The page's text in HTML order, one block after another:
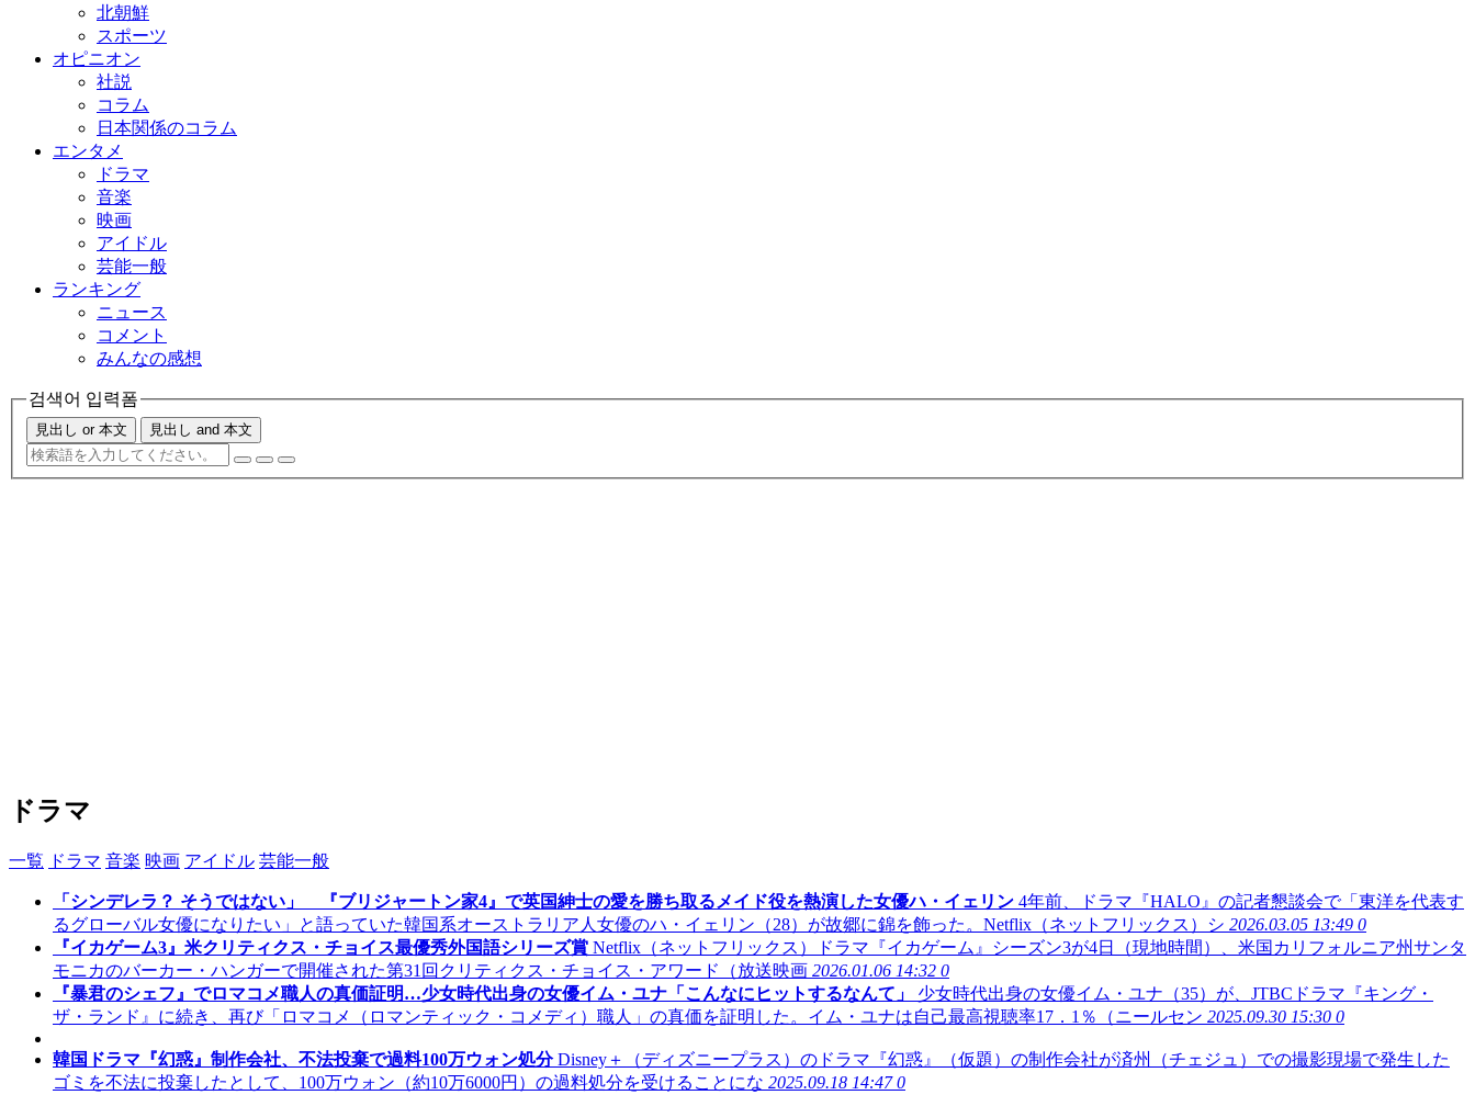
北朝鮮
スポーツ
オピニオン
社説
コラム
日本関係のコラム
エンタメ
ドラマ
音楽
映画
アイドル
芸能一般
ランキング
ニュース
コメント
みんなの感想
검색어 입력폼
見出し or 本文 見出し and 本文
ドラマ
一覧 ドラマ 音楽 映画 アイドル 芸能一般
「シンデレラ？ そうではない」 『ブリジャートン家4』で英国紳士の愛を勝ち取るメイド役を熱演した女優ハ・イェリン 4年前、ドラマ『HALO』の記者懇談会で「東洋を代表す
るグローバル女優になりたい」と語っていた韓国系オーストラリア人女優のハ・イェリン（28）が故郷に錦を飾った。Netflix（ネットフリックス）シ 2026.03.05 13:49 0
『イカゲーム3』米クリティクス・チョイス最優秀外国語シリーズ賞 Netflix（ネットフリックス）ドラマ『イカゲーム』シーズン3が4日（現地時間）、米国カリフォルニア州サンタ
モニカのバーカー・ハンガーで開催された第31回クリティクス・チョイス・アワード（放送映画 2026.01.06 14:32 0
『暴君のシェフ』でロマコメ職人の真価証明…少女時代出身の女優イム・ユナ「こんなにヒットするなんて」
少女時代出身の女優イム・ユナ（35）が、JTBCドラマ『キング・
ザ・ランド』に続き、再び「ロマコメ（ロマンティック・コメディ）職人」の真価を証明した。イム・ユナは自己最高視聴率17．1％（ニールセン 2025.09.30 15:30 0
韓国ドラマ『幻惑』制作会社、不法投棄で過料100万ウォン処分 Disney＋（ディズニープラス）のドラマ『幻惑』（仮題）の制作会社が済州（チェジュ）での撮影現場で発生した
ゴミを不法に投棄したとして、100万ウォン（約10万6000円）の過料処分を受けることにな 2025.09.18 14:47 0